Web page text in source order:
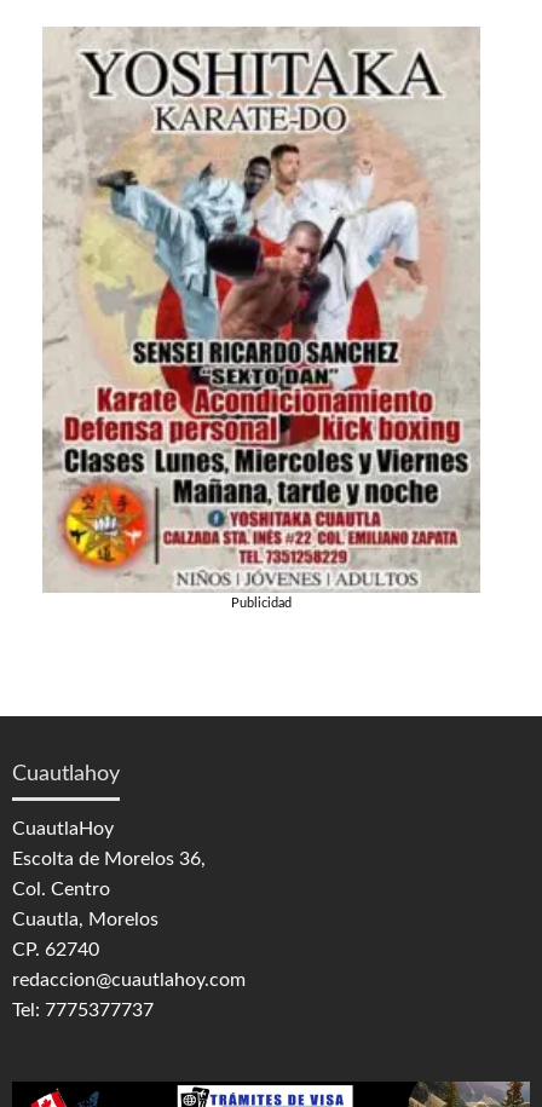
Publicidad
Cuautlahoy
CuautlaHoy
Escolta de Morelos 36,
Col. Centro
Cuautla, Morelos
CP. 62740
redaccion@cuautlahoy.com
Tel: 7775377737